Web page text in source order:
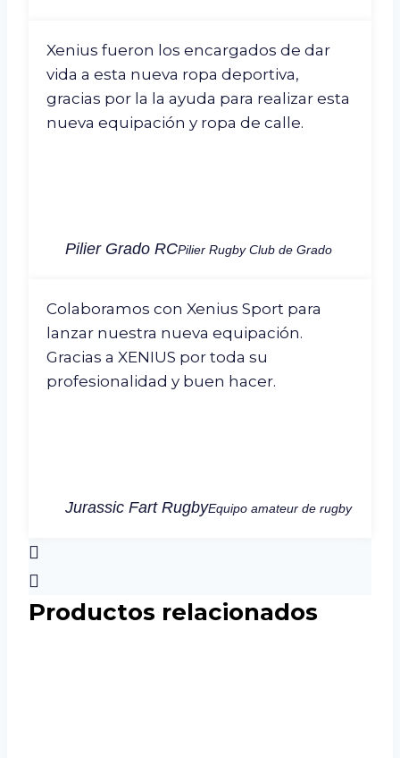
Xenius fueron los encargados de dar
vida a esta nueva ropa deportiva,
gracias por la la ayuda para realizar esta
nueva equipación y ropa de calle.
Pilier Grado RCPilier Rugby Club de Grado
Colaboramos con Xenius Sport para
lanzar nuestra nueva equipación.
Gracias a XENIUS por toda su
profesionalidad y buen hacer.
Jurassic Fart RugbyEquipo amateur de rugby
Productos relacionados